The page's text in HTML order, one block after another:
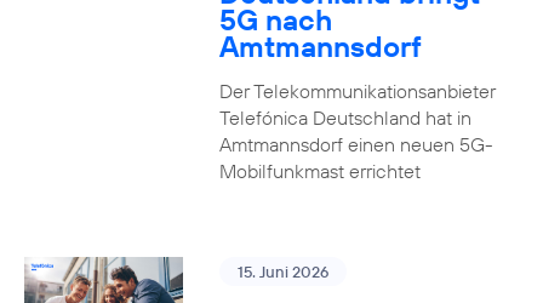
5G nach
Amtmannsdorf
Der Telekommunikationsanbieter
Telefónica Deutschland hat in
Amtmannsdorf einen neuen 5G-
Mobilfunkmast errichtet
15. Juni 2026